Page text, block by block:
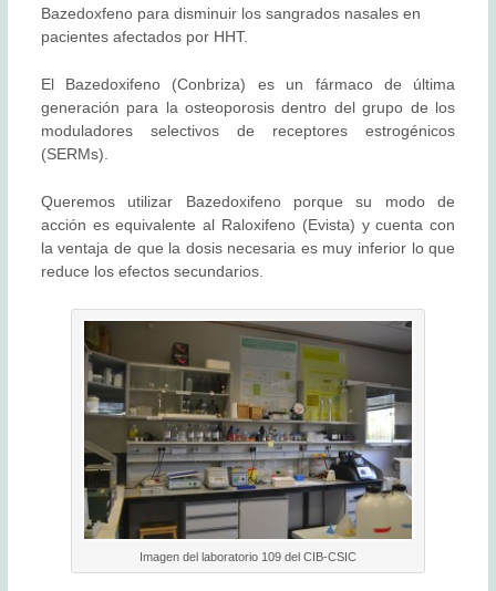
Bazedoxfeno para disminuir los sangrados nasales en
pacientes afectados por HHT.
El Bazedoxifeno (Conbriza) es un fármaco de última
generación para la osteoporosis dentro del grupo de los
moduladores selectivos de receptores estrogénicos
(SERMs).
Queremos utilizar Bazedoxifeno porque su modo de
acción es equivalente al Raloxifeno (Evista) y cuenta con
la ventaja de que la dosis necesaria es muy inferior lo que
reduce los efectos secundarios.
Imagen del laboratorio 109 del CIB-CSIC